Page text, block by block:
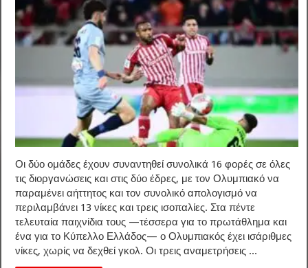
Οι δύο ομάδες έχουν συναντηθεί συνολικά 16 φορές σε όλες
τις διοργανώσεις και στις δύο έδρες, με τον Ολυμπιακό να
παραμένει αήττητος και τον συνολικό απολογισμό να
περιλαμβάνει 13 νίκες και τρεις ισοπαλίες. Στα πέντε
τελευταία παιχνίδια τους —τέσσερα για το πρωτάθλημα και
ένα για το Κύπελλο Ελλάδος— ο Ολυμπιακός έχει ισάριθμες
νίκες, χωρίς να δεχθεί γκολ. Οι τρεις αναμετρήσεις ...